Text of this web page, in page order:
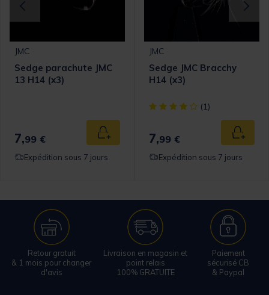
panier
JMC
Sedge parachute JMC
13 H14 (x3)
7,99 € Ajouter au panier
Expédition sous 7 jours
JMC
Sedge JMC Bracchy
H14 (x3)
[object Object] out of 5
(1)
7,99 €
Expédition sous 7 jours
Retour gratuit
& 1 mois pour changer
d'avis
Livraison en magasin et
point relais
100% GRATUITE
Paiement
sécurisé CB
& Paypal